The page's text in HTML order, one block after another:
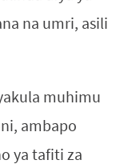
na umri, asili
muhimu
ambapo
ya tafiti za